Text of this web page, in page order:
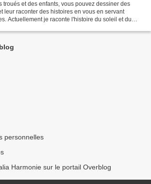
troués et des enfants, vous pouvez dessiner des
leur raconter des histoires en vous en servant
Actuellement je raconte l'histoire du soleil et du
personnelles
Harmonie sur le portail Overblog